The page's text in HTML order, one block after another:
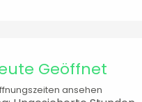
Geöffnet
ansehen